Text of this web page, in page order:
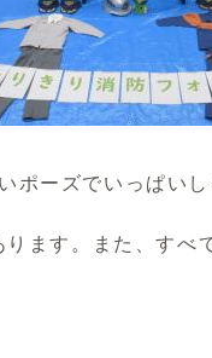
ポーズでいっぱい
ます。また、すべ